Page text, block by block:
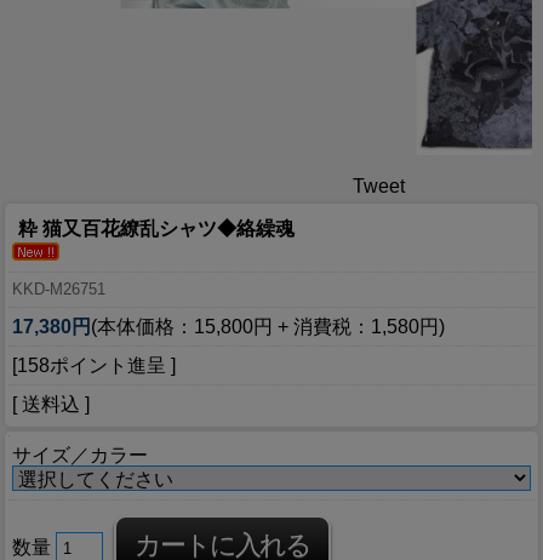
Tweet
粋 猫又百花繚乱シャツ◆絡繰魂
KKD-M26751
17,380円 (本体価格：15,800円 + 消費税：1,580円)
[158ポイント進呈 ]
[ 送料込 ]
サイズ／カラー
数量